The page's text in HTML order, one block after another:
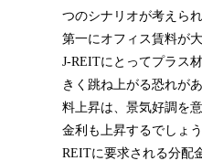
つのシナリオが考えられ
第一にオフィス賃料が
J-REITにとってプラス
きく跳ね上がる恐れが
料上昇は、景気好調を
金利も上昇するでしょ
REITに要求される分配